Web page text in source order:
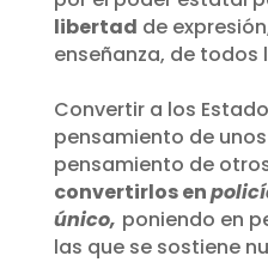
libertad de
enseñanza, de todos
Convertir a los
pensamiento de
pensamiento de
convertirlos en
único, poniendo en
las que se sostiene